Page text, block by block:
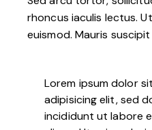
rhoncus iaculis lectus.
euismod. Mauris
Lorem ipsum dolor
adipisicing elit, sed
incididunt ut labore